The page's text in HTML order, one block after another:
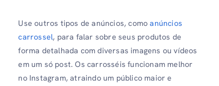
Use outros tipos de anúncios, comoanúncios
carrossel, para falar sobre seus produtos de
forma detalhada com diversas imagens ou vídeos
em um só post. Os carrosséis funcionam melhor
no Instagram, atraindo um público maior e